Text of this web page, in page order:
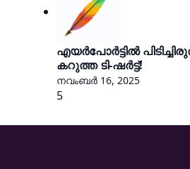
എയർപോർട്ടിൽ
കറുത്ത ടി-ഷർട്ട്!
നവംബർ 16, 2025
5